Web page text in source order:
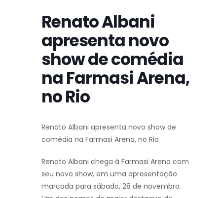
Renato Albani
apresenta novo
show de comédia
na Farmasi Arena,
no Rio
Renato Albani apresenta novo show de
comédia na Farmasi Arena, no Rio
Renato Albani chega à Farmasi Arena com
seu novo show, em uma apresentação
marcada para sábado, 28 de novembro.